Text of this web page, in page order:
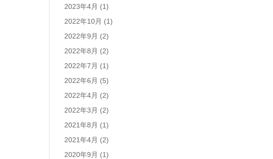
2023年4月 (1)
2022年10月 (1)
2022年9月 (2)
2022年8月 (2)
2022年7月 (1)
2022年6月 (5)
2022年4月 (2)
2022年3月 (2)
2021年8月 (1)
2021年4月 (2)
2020年9月 (1)